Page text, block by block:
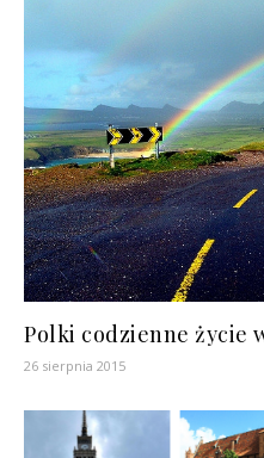
Polki codzienne życie
26 sierpnia 2015